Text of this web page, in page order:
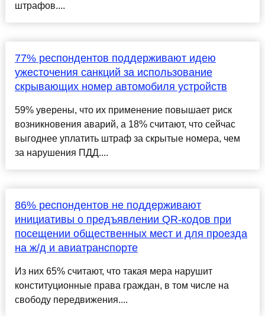
штрафов....
77% респондентов поддерживают идею
ужесточения санкций за использование
скрывающих номер автомобиля устройств
59% уверены, что их применение повышает риск
возникновения аварий, а 18% считают, что сейчас
выгоднее уплатить штраф за скрытые номера, чем
за нарушения ПДД....
86% респондентов не поддерживают
инициативы о предъявлении QR-кодов при
посещении общественных мест и для проезда
на ж/д и авиатранспорте
Из них 65% считают, что такая мера нарушит
конституционные права граждан, в том числе на
свободу передвижения....